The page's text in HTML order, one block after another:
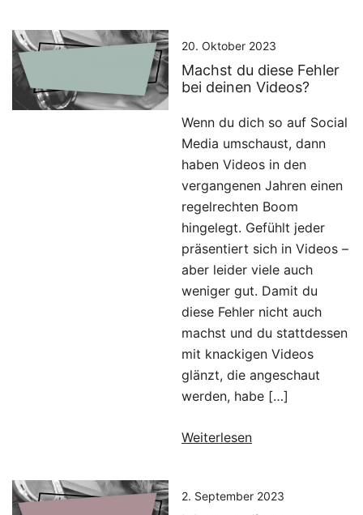
20. Oktober 2023
Machst du diese Fehler
bei deinen Videos?
Wenn du dich so auf Social
Media umschaust, dann
haben Videos in den
vergangenen Jahren einen
regelrechten Boom
hingelegt. Gefühlt jeder
präsentiert sich in Videos –
aber leider viele auch
weniger gut. Damit du
diese Fehler nicht auch
machst und du stattdessen
mit knackigen Videos
glänzt, die angeschaut
werden, habe […]
Weiterlesen
2. September 2023